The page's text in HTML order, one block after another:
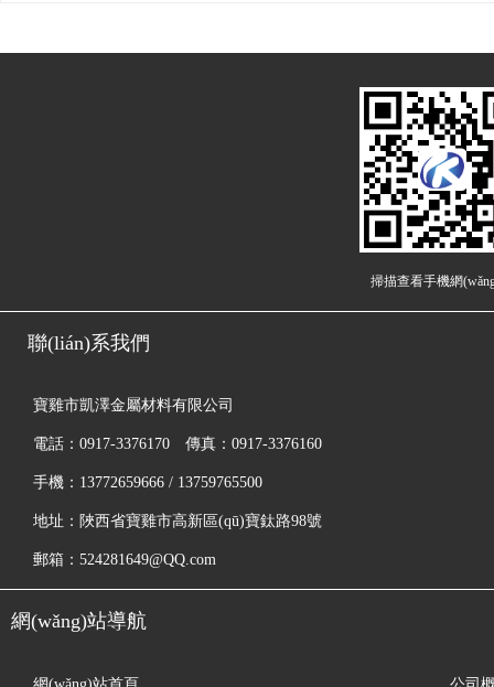
掃描查看手機網
聯(lián)系我們
寶雞市凱澤金屬材料有限公司
電話：0917-3376170 傳真：0917-3376160
手機：13772659666 / 13759765500
地址：陜西省寶雞市高新區(qū)寶鈦路98號
郵箱：524281649@QQ.com
網(wǎng)站導航
網(wǎng)站首頁 公司